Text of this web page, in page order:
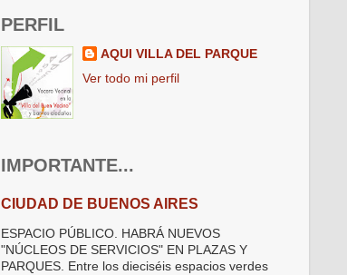
PERFIL
AQUI VILLA DEL PARQUE
Ver todo mi perfil
IMPORTANTE...
CIUDAD DE BUENOS AIRES
ESPACIO PÚBLICO. HABRÁ NUEVOS
"NÚCLEOS DE SERVICIOS" EN PLAZAS Y
PARQUES. Entre los dieciséis espacios verdes